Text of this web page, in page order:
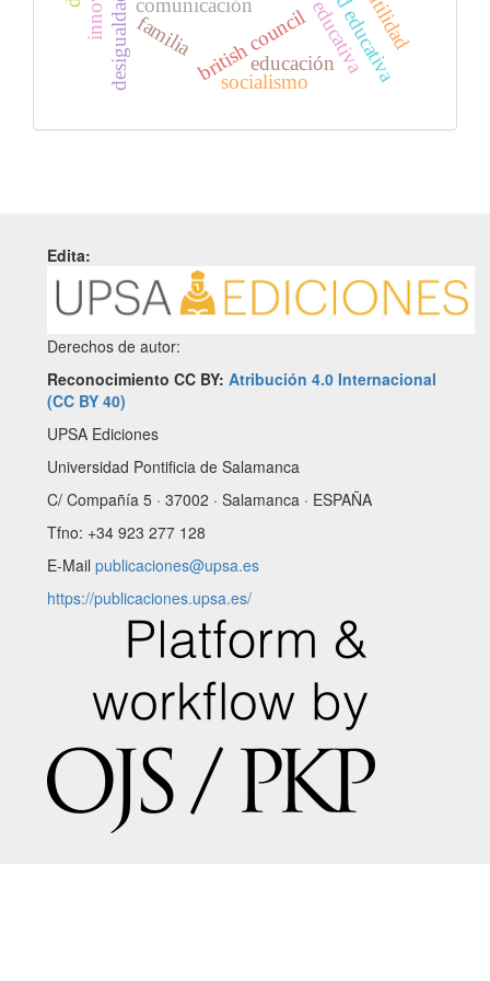
comunicación
familia british council utilidad
educación
socialismo
Edita:
Derechos de autor:
Reconocimiento CC BY: Atribución 4.0 Internacional
(CC BY 40)
UPSA Ediciones
Universidad Pontificia de Salamanca
C/ Compañía 5 · 37002 · Salamanca · ESPAÑA
Tfno: +34 923 277 128
E-Mail publicaciones@upsa.es
https://publicaciones.upsa.es/